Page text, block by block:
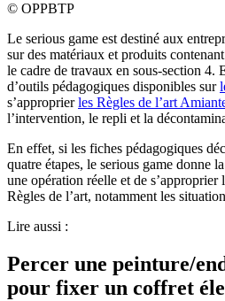
© OPPBTP
Le serious game est destiné aux
sur des matériaux et produits
le cadre de travaux en sous-section 4.
d’outils pédagogiques disponibles sur
s’approprierles Règles de l’art
l’intervention, le repli et la
En effet, si les fiches pédagogiques
quatre étapes, le serious game donne
une opération réelle et de s’approprier
Règles de l’art, notamment les
Lire aussi :
Percer une peinture/
pour fixer un coffret